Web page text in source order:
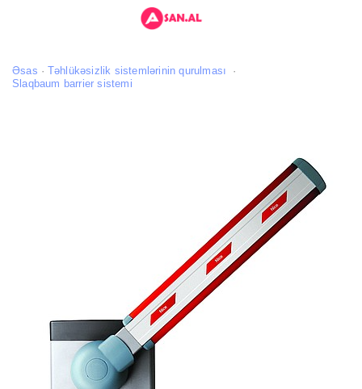
Əsas
Təhlükəsizlik sistemlərinin qurulması
Slaqbaum barrier sistemi